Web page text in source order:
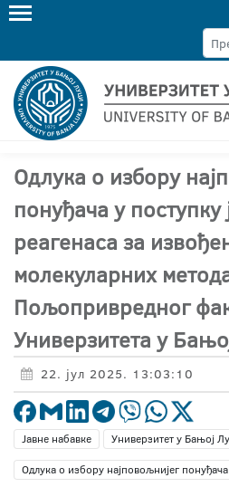
Одлука о избору
понуђача у поступку
реагенаса за
молекуларних
Пољопривредног
Универзитета у
22. јул 2025. 13:03:10
Јавне набавке
Универзитет у Бањој
Одлука о избору најповољнијег понуђача